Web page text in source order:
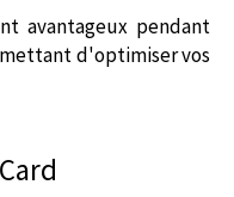
avantageux pendant
d'optimiser vos